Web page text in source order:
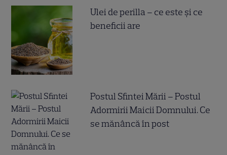
Ulei de perilla – ce este și ce
beneficii are
Postul Sfintei Mării – Postul
Adormirii Maicii Domnului. Ce
se mănâncă în post